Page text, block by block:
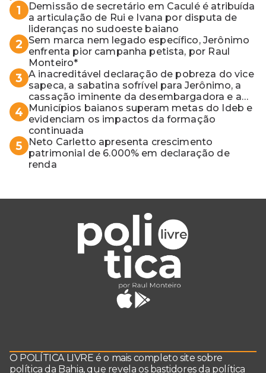
1
Demissão de secretário em Caculé é atribuída
a articulação de Rui e Ivana por disputa de
lideranças no sudoeste baiano
2
Sem marca nem legado específico, Jerônimo
enfrenta pior campanha petista, por Raul
Monteiro*
3 A inacreditável declaração de pobreza do vice
sapeca, a sabatina sofrível para Jerônimo, a
cassação iminente da desembargadora e a
vaga do Quinto para o MP baiano
4
Municípios baianos superam metas do Ideb e
evidenciam os impactos da formação
continuada
5
Neto Carletto apresenta crescimento
patrimonial de 6.000% em declaração de
renda
O POLÍTICA LIVRE é o mais completo site sobre
política da Bahia, que revela os bastidores da política